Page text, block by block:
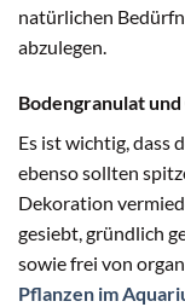
natürlichen
abzulegen.
Bodengranulat
Es ist wichtig, dass
ebenso sollten
Dekoration
gesiebt, gründlich
sowie frei von
Pflanzen im